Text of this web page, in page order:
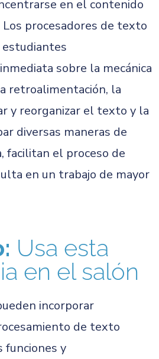
en el contenido
Los procesadores de texto
estudiantes
sobre la mecánica
retroalimentación, la
y reorganizar el texto y la
diversas maneras de
facilitan el proceso de
en un trabajo de mayor
Usa esta
en el salón
incorporar
de texto
funciones y